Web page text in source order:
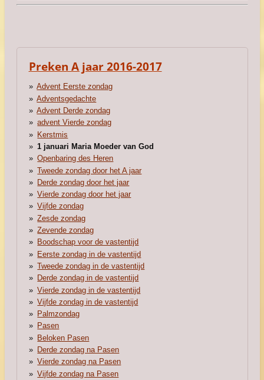
Preken A jaar 2016-2017
Advent Eerste zondag
Adventsgedachte
Advent Derde zondag
advent Vierde zondag
Kerstmis
1 januari Maria Moeder van God
Openbaring des Heren
Tweede zondag door het A jaar
Derde zondag door het jaar
Vierde zondag door het jaar
Vijfde zondag
Zesde zondag
Zevende zondag
Boodschap voor de vastentijd
Eerste zondag in de vastentijd
Tweede zondag in de vastentijd
Derde zondag in de vastentijd
Vierde zondag in de vastentijd
Vijfde zondag in de vastentijd
Palmzondag
Pasen
Beloken Pasen
Derde zondag na Pasen
Vierde zondag na Pasen
Vijfde zondag na Pasen